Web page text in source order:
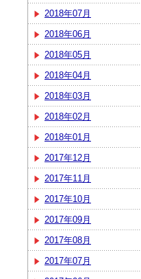
2018年07月
2018年06月
2018年05月
2018年04月
2018年03月
2018年02月
2018年01月
2017年12月
2017年11月
2017年10月
2017年09月
2017年08月
2017年07月